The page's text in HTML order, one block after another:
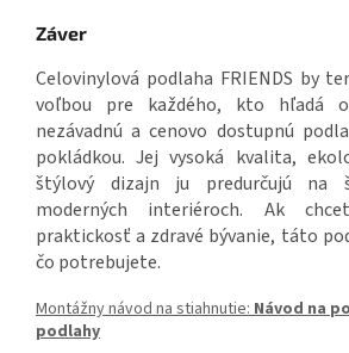
Záver
Celovinylová podlaha FRIENDS by
voľbou pre každého, kto hľadá
nezávadnú a cenovo dostupnú
pokládkou. Jej vysoká kvalita,
štýlový dizajn ju predurčujú na
moderných interiéroch. Ak
praktickosť a zdravé bývanie, táto
čo potrebujete.
Montážny návod na stiahnutie: Návod na
podlahy